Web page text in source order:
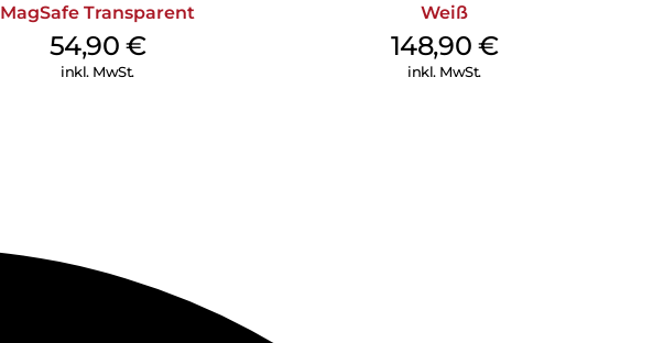
MagSafe Transparent
54,90 €
inkl. MwSt.
Weiß
148,90 €
inkl. MwSt.